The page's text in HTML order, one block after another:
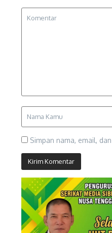
Simpan nama, email,